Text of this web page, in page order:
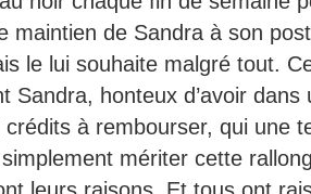
maintien de Sandra à son
le lui souhaite malgré tout.
Sandra, honteux d’avoir
à rembourser, qui une
mériter cette